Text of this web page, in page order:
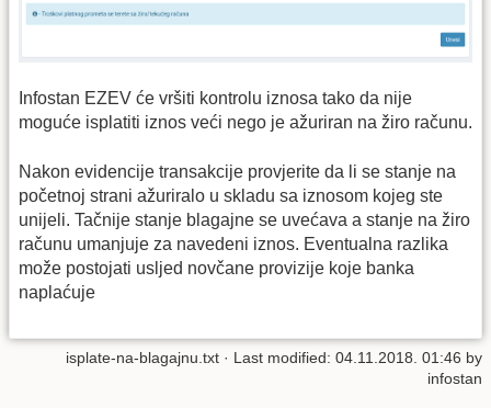
Infostan EZEV će vršiti kontrolu iznosa tako da nije
moguće isplatiti iznos veći nego je ažuriran na žiro računu.
Nakon evidencije transakcije provjerite da li se stanje na
početnoj strani ažuriralo u skladu sa iznosom kojeg ste
unijeli. Tačnije stanje blagajne se uvećava a stanje na žiro
računu umanjuje za navedeni iznos. Eventualna razlika
može postojati usljed novčane provizije koje banka
naplaćuje
isplate-na-blagajnu.txt · Last modified: 04.11.2018. 01:46 by
infostan